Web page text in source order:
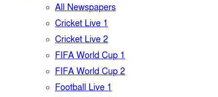
All Newspapers
Cricket Live 1
Cricket Live 2
FIFA World Cup 1
FIFA World Cup 2
Football Live 1